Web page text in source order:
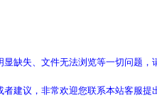
缺失、文件无法浏览等一切问题，
建议，非常欢迎您联系本站客服提